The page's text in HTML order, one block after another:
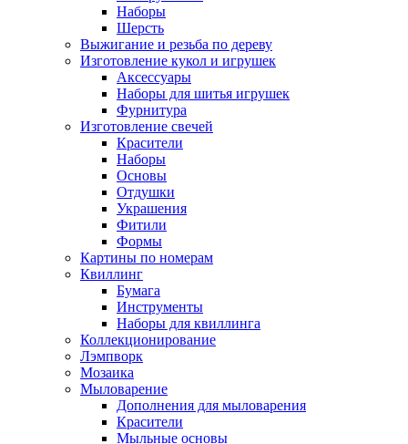
Наборы
Шерсть
Выжигание и резьба по дереву
Изготовление кукол и игрушек
Аксессуары
Наборы для шитья игрушек
Фурнитура
Изготовление свечей
Красители
Наборы
Основы
Отдушки
Украшения
Фитили
Формы
Картины по номерам
Квиллинг
Бумага
Инструменты
Наборы для квиллинга
Коллекционирование
Лэмпворк
Мозаика
Мыловарение
Дополнения для мыловарения
Красители
Мыльные основы